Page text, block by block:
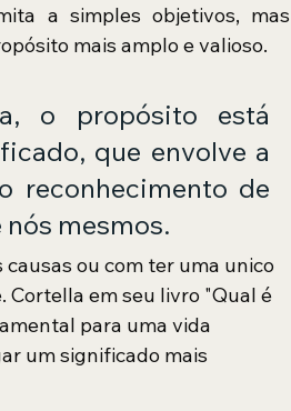
a simples objetivos, mas
mais amplo e valioso.
o propósito está
que envolve a
reconhecimento de
mesmos.
ou com ter uma unico
Cortella em seu livro "Qual é
para uma vida
um significado mais